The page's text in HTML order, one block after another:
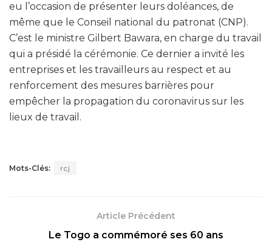
eu l’occasion de présenter leurs doléances, de
même que le Conseil national du patronat (CNP).
C’est le ministre Gilbert Bawara, en charge du travail
qui a présidé la cérémonie. Ce dernier a invité les
entreprises et les travailleurs au respect et au
renforcement des mesures barrières pour
empêcher la propagation du coronavirus sur les
lieux de travail.
Mots-Clés: rcj
Article Précédent
Le Togo a commémoré ses 60 ans